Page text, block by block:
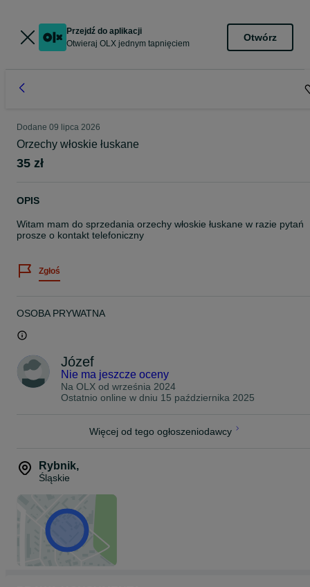
Przejdź do aplikacji
Otwieraj OLX jednym tapnięciem
Otwórz
Dodane 09 lipca 2026
Orzechy włoskie łuskane
35 zł
OPIS
Witam mam do sprzedania orzechy włoskie łuskane w razie pytań
prosze o kontakt telefoniczny
Zgłoś
OSOBA PRYWATNA
Józef
Nie ma jeszcze oceny
Na OLX od września 2024
Ostatnio online w dniu 15 października 2025
Więcej od tego ogłoszeniodawcy
Rybnik,
Śląskie